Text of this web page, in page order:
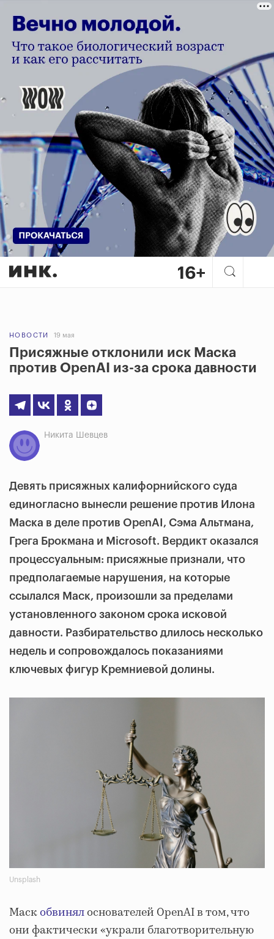
НОВОСТИ 19 мая
Присяжные отклонили иск Маска
против OpenAI из-за срока давности
Никита Шевцев
Девять присяжных калифорнийского суда
единогласно вынесли решение против Илона
Маска в деле против OpenAI, Сэма Альтмана,
Грега Брокмана и Microsoft. Вердикт оказался
процессуальным: присяжные признали, что
предполагаемые нарушения, на которые
ссылался Маск, произошли за пределами
установленного законом срока исковой
давности. Разбирательство длилось несколько
недель и сопровождалось показаниями
ключевых фигур Кремниевой долины.
Unsplash
Маскобвинялоснователей OpenAI в том, что
они фактически «украли благотворительную